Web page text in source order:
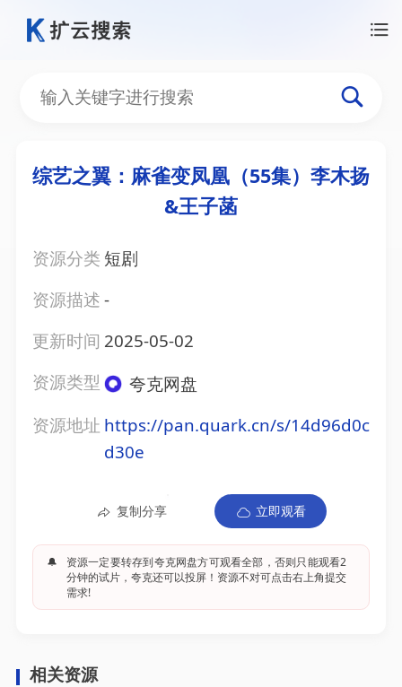
综艺之翼：麻雀变凤凰（55集）李木扬
&王子菡
资源分类 短剧
资源描述-
更新时间 2025-05-02
资源类型
夸克网盘
资源地址 https://pan.quark.cn/s/14d96d0c
d30e
复制分享 立即观看
🔔
资源一定要转存到夸克网盘方可观看全部，否则只能观看2
分钟的试片，夸克还可以投屏！资源不对可点击右上角提交
需求!
相关资源